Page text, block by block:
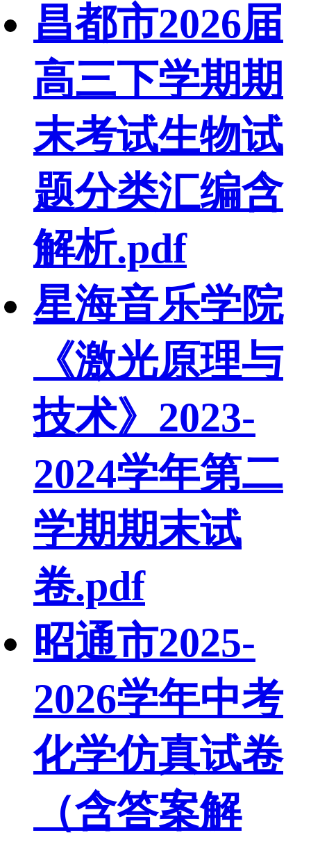
昌都市2026届
高三下学期期
末考试生物试
题分类汇编含
解析.pdf
星海音乐学院
《激光原理与
技术》2023-
2024学年第二
学期期末试
卷.pdf
昭通市2025-
2026学年中考
化学仿真试卷
（含答案解